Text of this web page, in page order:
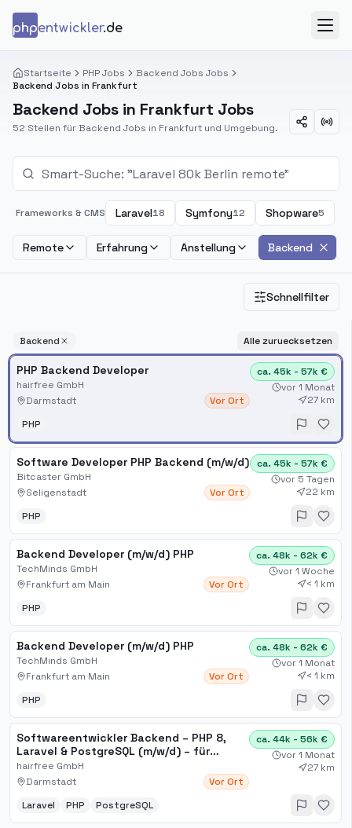
phpentwickler.de
Startseite PHP Jobs
Backend Jobs Jobs
Backend Jobs in Frankfurt
Backend Jobs in Frankfurt Jobs
52 Stellen für Backend Jobs in Frankfurt und Umgebung.
Frameworks & CMS Laravel18 Symfony12 Shopware5
Remote Erfahrung Anstellung Backend
Schnellfilter
Backend Alle zuruecksetzen
PHP Backend Developer
hairfree GmbH
Darmstadt
Vor Ort
ca. 45k - 57k €
vor 1 Monat
27 km
PHP
Software Developer PHP Backend (m/w/d)
Bitcaster GmbH
Seligenstadt
Vor Ort
ca. 45k - 57k €
vor 5 Tagen
22 km
PHP
Backend Developer (m/w/d) PHP
TechMinds GmbH
Frankfurt am Main
Vor Ort
ca. 48k - 62k €
vor 1 Woche
< 1 km
PHP
Backend Developer (m/w/d) PHP
TechMinds GmbH
Frankfurt am Main
Vor Ort
ca. 48k - 62k €
vor 1 Monat
< 1 km
PHP
Softwareentwickler Backend – PHP 8,
Laravel & PostgreSQL (m/w/d) – für
moderne Webentwicklung mit
Umsetzungsstärke
hairfree GmbH
Darmstadt
Vor Ort
ca. 44k - 56k €
vor 1 Monat
27 km
Laravel PHP PostgreSQL